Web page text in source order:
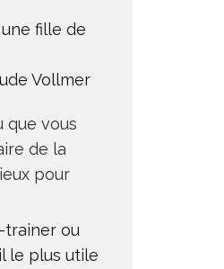
fille de
Vollmer
que vous
de la
pour
trainer ou
le plus utile